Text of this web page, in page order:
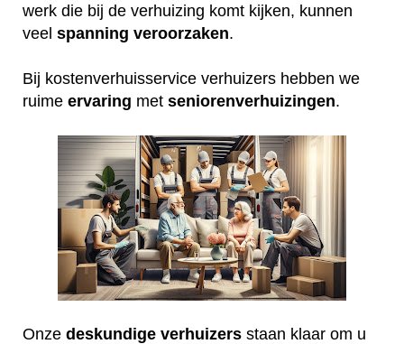
werk die bij de verhuizing komt kijken, kunnen
veel spanning veroorzaken.
Bij kostenverhuisservice verhuizers hebben we
ruime ervaring met seniorenverhuizingen.
Onze deskundige verhuizers staan klaar om u